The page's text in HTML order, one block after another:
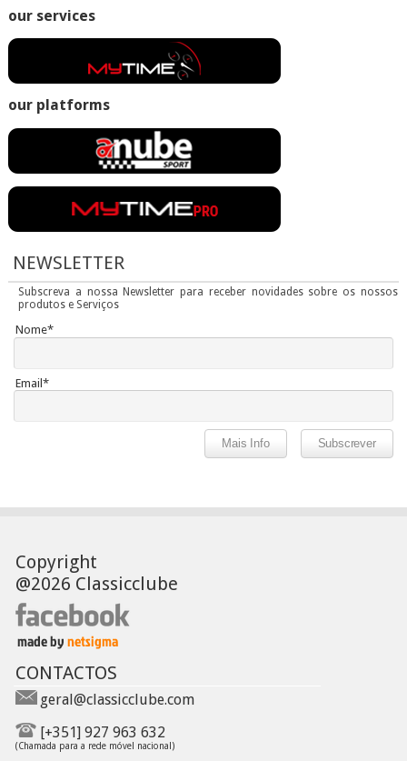
our services
our platforms
NEWSLETTER
Subscreva a nossa Newsletter para receber novidades sobre os nossos
produtos e Serviços
Nome*
Email*
Copyright
@2026 Classicclube
CONTACTOS
geral@classicclube.com
[+351] 927 963 632
(Chamada para a rede móvel nacional)